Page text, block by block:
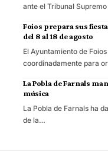
ante el Tribunal
Foios prepara sus
del 8 al 18 de agosto
El Ayuntamiento de
coordinadamente para
La Pobla de Farnals
música
La Pobla de Farnals ha
de la…